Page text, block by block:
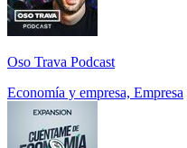
Oso Trava Podcast
Economía y empresa, Empresa